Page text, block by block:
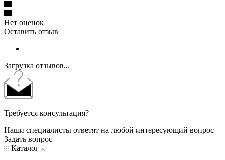
Нет оценок
Оставить отзыв
Загрузка отзывов...
Требуется консультация?
Наши специалисты ответят на любой интересующий вопрос
Задать вопрос
Каталог